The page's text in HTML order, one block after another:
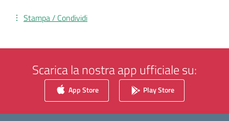
Stampa / Condividi
Scarica la nostra app ufficiale su:
App Store Play Store